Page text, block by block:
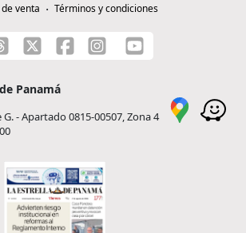
venta
Términos y condiciones
Panamá
- Apartado 0815-00507, Zona 4